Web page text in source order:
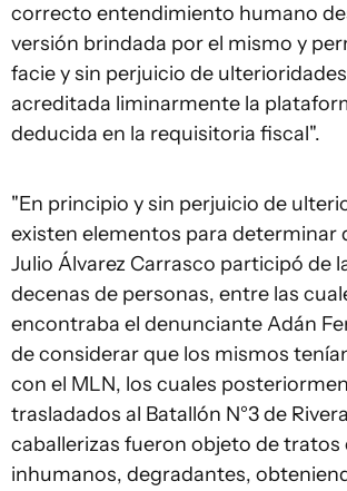
correcto entendimiento humano
versión brindada por el mismo y
facie y sin perjuicio de
acreditada liminarmente la
deducida en la requisitoria fiscal".
"En principio y sin perjuicio de
existen elementos para determinar
Julio Álvarez Carrasco participó de
decenas de personas, entre las
encontraba el denunciante Adán
de considerar que los mismos
con el MLN, los cuales
trasladados al Batallón N°3 de
caballerizas fueron objeto de tratos
inhumanos, degradantes,